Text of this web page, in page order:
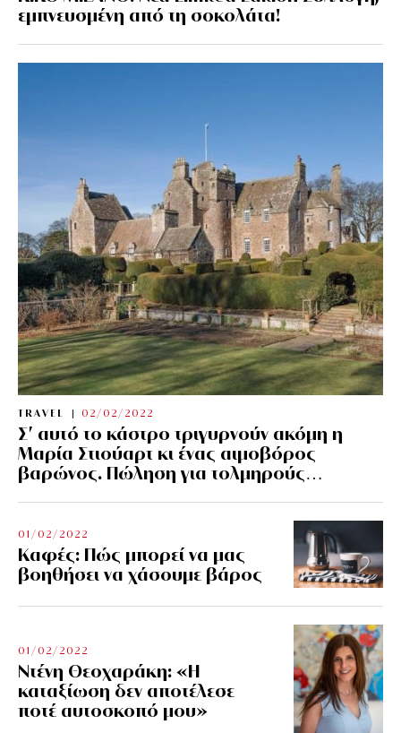
εμπνευσμένη από τη σοκολάτα!
TRAVEL 02/02/2022
Σ’ αυτό το κάστρο τριγυρνούν ακόμη η
Μαρία Στιούαρτ κι ένας αιμοβόρος
βαρώνος. Πώληση για τολμηρούς…
01/02/2022
Kαφές: Πώς μπορεί να μας
βοηθήσει να χάσουμε βάρος
01/02/2022
Ντένη Θεοχαράκη: «Η
καταξίωση δεν αποτέλεσε
ποτέ αυτοσκοπό μου»